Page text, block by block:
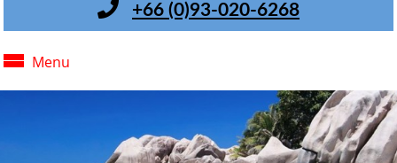
+66 (0)93-020-6268
Menu